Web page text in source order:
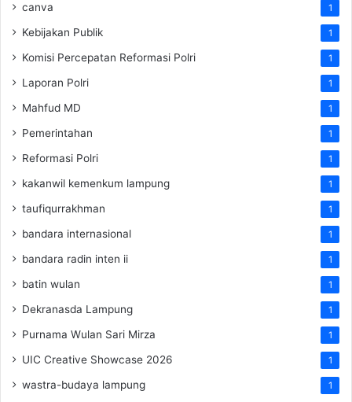
canva 1
Kebijakan Publik 1
Komisi Percepatan Reformasi Polri 1
Laporan Polri 1
Mahfud MD 1
Pemerintahan 1
Reformasi Polri 1
kakanwil kemenkum lampung 1
taufiqurrakhman 1
bandara internasional 1
bandara radin inten ii 1
batin wulan 1
Dekranasda Lampung 1
Purnama Wulan Sari Mirza 1
UIC Creative Showcase 2026 1
wastra-budaya lampung 1